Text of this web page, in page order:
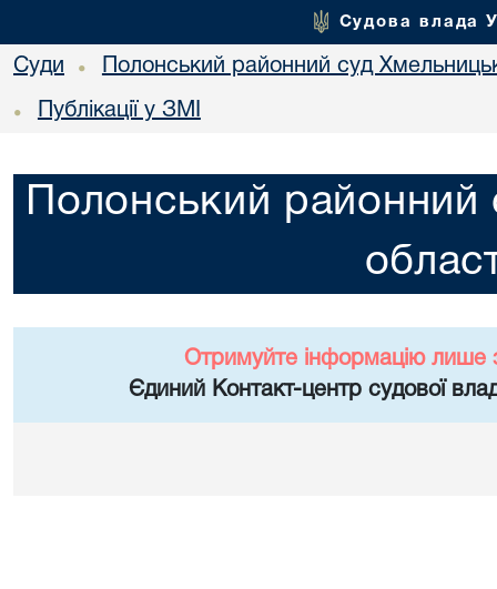
Судова влада
Суди • Полонський районний суд
• Публікації у ЗМІ
Полонський районний
Отримуйте інформацію лише
Єдиний Контакт-центр судової